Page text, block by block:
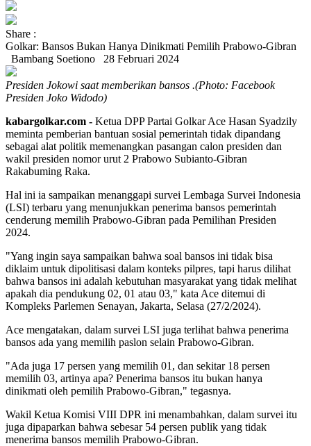
Share :
Golkar: Bansos Bukan Hanya Dinikmati Pemilih Prabowo-Gibran
Bambang Soetiono
28 Februari 2024
Presiden Jokowi saat memberikan bansos .(Photo: Facebook
Presiden Joko Widodo)
kabargolkar.com - Ketua DPP Partai Golkar Ace Hasan Syadzily
meminta pemberian bantuan sosial pemerintah tidak dipandang
sebagai alat politik memenangkan pasangan calon presiden dan
wakil presiden nomor urut 2 Prabowo Subianto-Gibran
Rakabuming Raka.
Hal ini ia sampaikan menanggapi survei Lembaga Survei Indonesia
(LSI) terbaru yang menunjukkan penerima bansos pemerintah
cenderung memilih Prabowo-Gibran pada Pemilihan Presiden
2024.
"Yang ingin saya sampaikan bahwa soal bansos ini tidak bisa
diklaim untuk dipolitisasi dalam konteks pilpres, tapi harus dilihat
bahwa bansos ini adalah kebutuhan masyarakat yang tidak melihat
apakah dia pendukung 02, 01 atau 03," kata Ace ditemui di
Kompleks Parlemen Senayan, Jakarta, Selasa (27/2/2024).
Ace mengatakan, dalam survei LSI juga terlihat bahwa penerima
bansos ada yang memilih paslon selain Prabowo-Gibran.
"Ada juga 17 persen yang memilih 01, dan sekitar 18 persen
memilih 03, artinya apa? Penerima bansos itu bukan hanya
dinikmati oleh pemilih Prabowo-Gibran," tegasnya.
Wakil Ketua Komisi VIII DPR ini menambahkan, dalam survei itu
juga dipaparkan bahwa sebesar 54 persen publik yang tidak
menerima bansos memilih Prabowo-Gibran.